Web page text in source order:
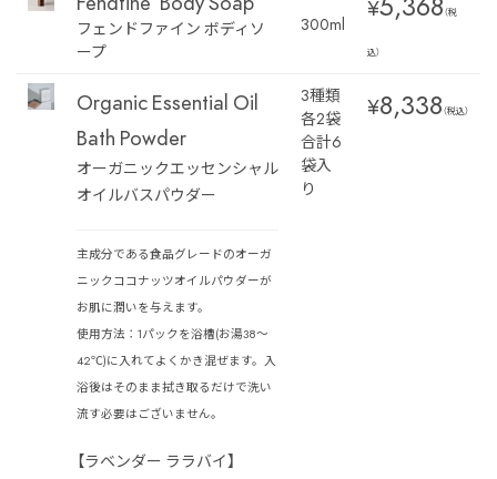
フェンドファイン ボディソ
ープ
300ml
¥ （税
込）
Organic Essential Oil
Bath Powder
オーガニックエッセンシャル
オイルバスパウダー
主成分である食品グレードのオーガ
ニックココナッツオイルパウダーが
お肌に潤いを与えます。
使用方法：1パックを浴槽(お湯38～
42℃)に入れてよくかき混ぜます。入
浴後はそのまま拭き取るだけで洗い
流す必要はございません。
【ラベンダー ララバイ】
3種類
各2袋
合計6
袋入
り
¥8,338（税込）